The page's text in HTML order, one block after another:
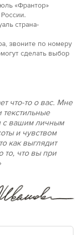
«Франтор»
страна-
звоните по номеру
сделать выбор
что-то о вас. Мне
с вашим личным
и чувством
как выглядит
то, что вы при